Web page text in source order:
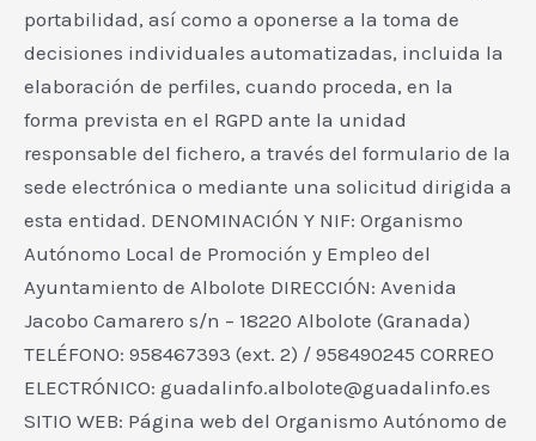
portabilidad, así como a oponerse a la toma de
decisiones individuales automatizadas, incluida la
elaboración de perfiles, cuando proceda, en la
forma prevista en el RGPD ante la unidad
responsable del fichero, a través del formulario de la
sede electrónica o mediante una solicitud dirigida a
esta entidad. DENOMINACIÓN Y NIF: Organismo
Autónomo Local de Promoción y Empleo del
Ayuntamiento de Albolote DIRECCIÓN: Avenida
Jacobo Camarero s/n – 18220 Albolote (Granada)
TELÉFONO: 958467393 (ext. 2) / 958490245 CORREO
ELECTRÓNICO: guadalinfo.albolote@guadalinfo.es
SITIO WEB: Página web del Organismo Autónomo de